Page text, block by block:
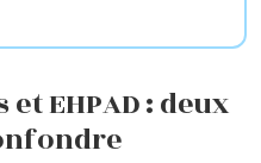
EHPAD : deux